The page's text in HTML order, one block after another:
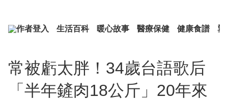
作者登入 生活百科 暖心故事 醫療保健 健康食譜 塑
常被虧太胖！34歲台語歌后
「半年鏟肉18公斤」20年來